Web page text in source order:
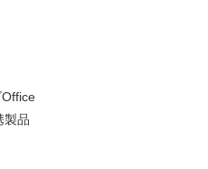
製品